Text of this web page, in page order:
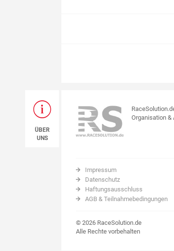
ÜBER
UNS
Organisation &
Impressum
Datenschutz
Haftungsausschluss
AGB & Teilnahmebedingungen
© 2026 RaceSolution.de
Alle Rechte vorbehalten